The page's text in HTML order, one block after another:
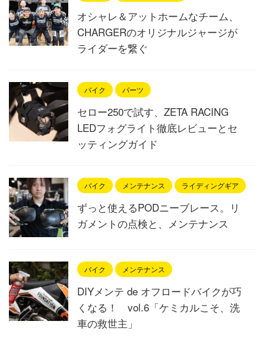
オシャレ＆アットホームなチーム、
CHARGERのオリジナルジャージが
ライダーを繋ぐ
バイク パーツ
セロー250で試す、ZETA RACING
LEDフォグライト徹底レビューとセ
ッティングガイド
バイク メンテナンス ライディングギア
ずっと使えるPODニーブレース。リ
ガメントの点検と、メンテナンス
バイク メンテナンス
DIYメンテ de オフロードバイクが巧
くなる！ vol.6「ケミカルこそ、洗
車の救世主」